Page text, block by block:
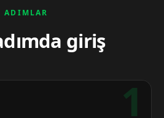
ADIMLAR
giriş
1